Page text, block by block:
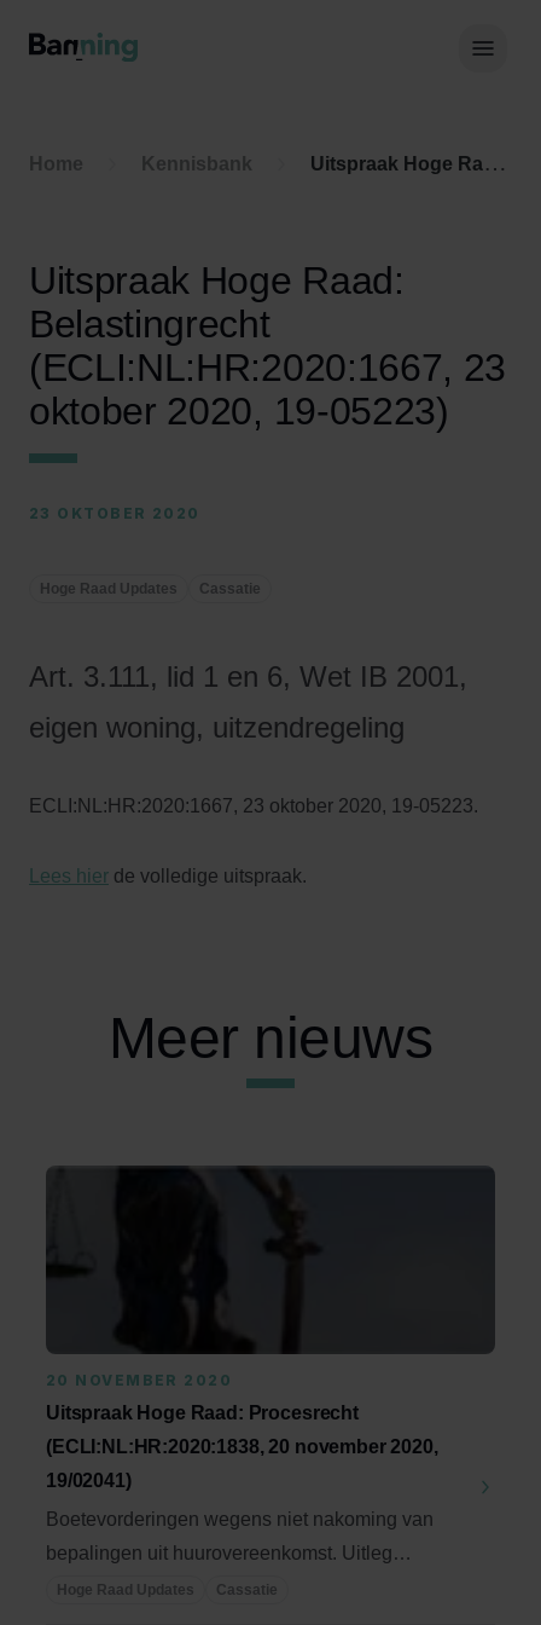
Home Kennisbank Uitspraak Hoge Raad: Belastingrecht (ECLI:NL:HR:2020:1667, 23 oktober 2020, 19-05223)
Uitspraak Hoge Raad:
Belastingrecht
(ECLI:NL:HR:2020:1667, 23
oktober 2020, 19-05223)
23 OKTOBER 2020
Hoge Raad Updates Cassatie
Art. 3.111, lid 1 en 6, Wet IB 2001,
eigen woning, uitzendregeling
ECLI:NL:HR:2020:1667, 23 oktober 2020, 19-05223.
Lees hier de volledige uitspraak.
Meer nieuws
20 NOVEMBER 2020
Uitspraak Hoge Raad: Procesrecht
(ECLI:NL:HR:2020:1838, 20 november 2020,
19/02041)
Boetevorderingen wegens niet nakoming van
bepalingen uit huurovereenkomst. Uitleg
petitum. ...
Hoge Raad Updates Cassatie